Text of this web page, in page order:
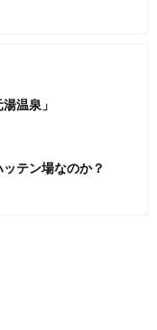
温泉」
テン場なのか？